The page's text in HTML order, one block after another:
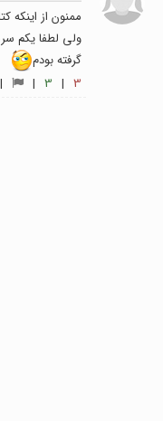
ممنون از اینکه
ولی لطفا یکم
گرفته بودم
3
|
3
|
|